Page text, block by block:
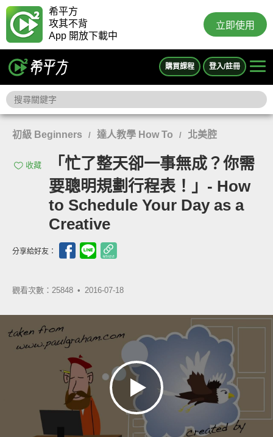
希平方
攻其不背
App 開放下載中
立即使用
購買課程 登入/註冊
初級 Beginners / 達人教學 How To / 北美腔
收藏
「忙了整天卻一事無成？你需
要聰明規劃行程表！」- How
to Schedule Your Day as a
Creative
分享給好友：
觀看次數：25848 • 2016-07-18